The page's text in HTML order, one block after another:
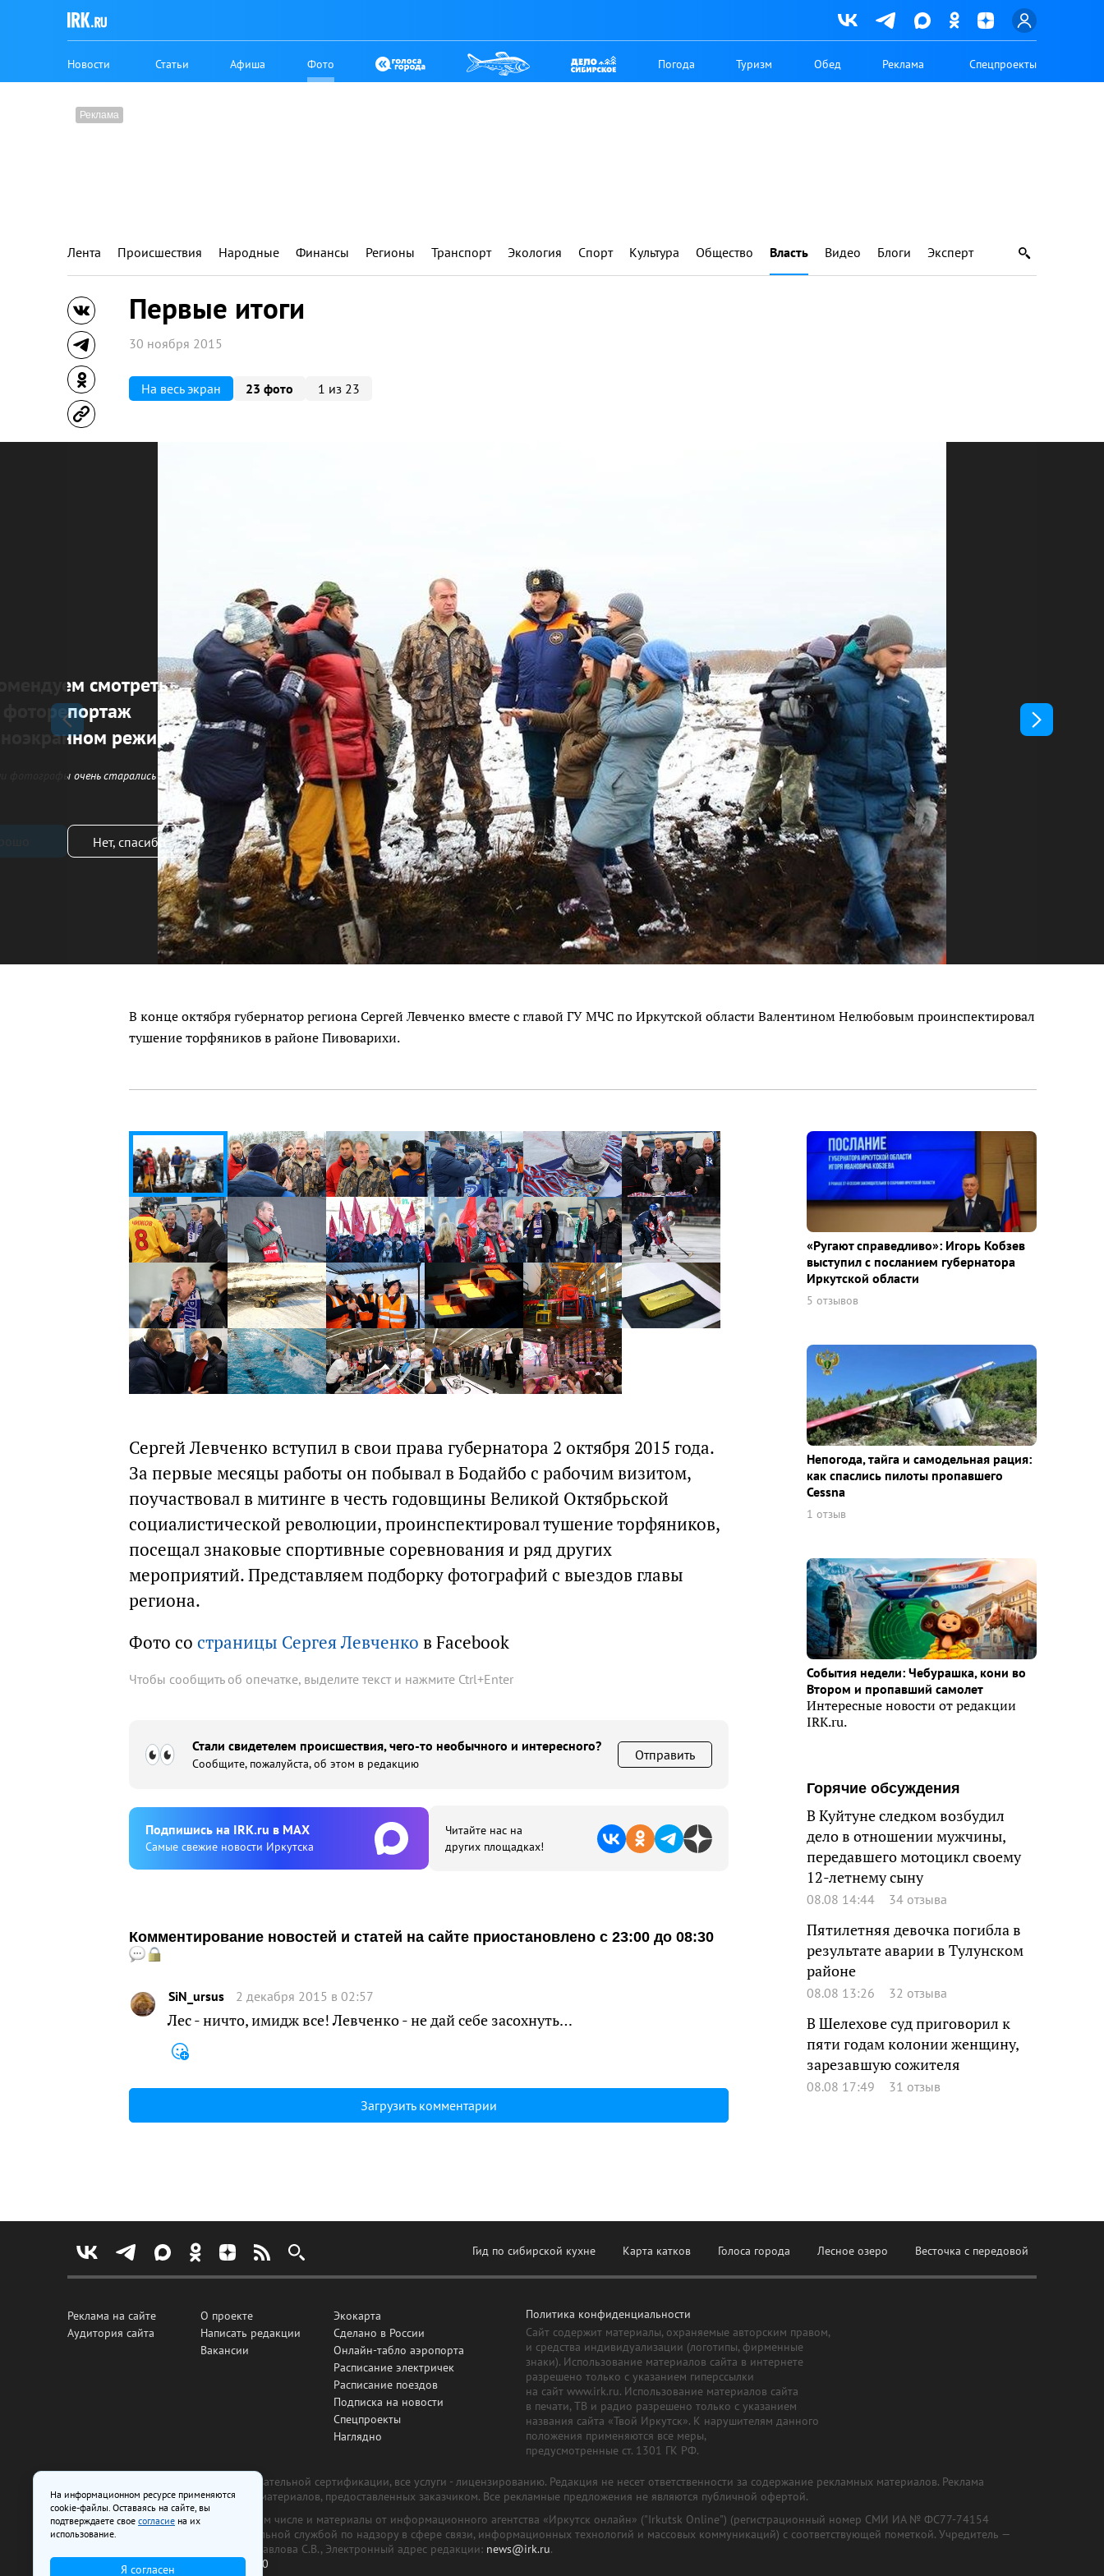
Новости Статьи Афиша Фото Погода Туризм Обед Реклама Спецпроекты
Лента Происшествия Народные Финансы Регионы Транспорт Экология Спорт Культура Общество Власть Видео Блоги Эксперт
Первые итоги
30 ноября 2015
На весь экран 23 фото 1 из 23
смотреть
фоторепортаж
режиме
фотографы очень старались
Нет, спасибо
В конце октября губернатор региона Сергей Левченко вместе с главой ГУ МЧС по Иркутской области Валентином Нелюбовым проинспектировал
тушение торфяников в районе Пивоварихи.
Сергей Левченко вступил в свои права губернатора 2 октября 2015 года.
За первые месяцы работы он побывал в Бодайбо с рабочим визитом,
поучаствовал в митинге в честь годовщины Великой Октябрьской
социалистической революции, проинспектировал тушение торфяников,
посещал знаковые спортивные соревнования и ряд других
мероприятий. Представляем подборку фотографий с выездов главы
региона.
Фото со страницы Сергея Левченко в Facebook
Чтобы сообщить об опечатке, выделите текст и нажмите Ctrl+Enter
Стали свидетелем происшествия, чего-то необычного и интересного?
Сообщите, пожалуйста, об этом в редакцию
Отправить
Подпишиcь на IRK.ru в MAX
Cамые свежие новости Иркутска
Читайте нас на
других площадках!
Комментирование новостей и статей на сайте приостановлено с 23:00 до 08:30
SiN_ursus 2 декабря 2015 в 02:57
Лес - ничто, имидж все! Левченко - не дай себе засохнуть…
Загрузить комментарии
«Ругают справедливо»: Игорь Кобзев
выступил с посланием губернатора
Иркутской области
5 отзывов
Непогода, тайга и самодельная рация:
как спаслись пилоты пропавшего
Cessna
1 отзыв
События недели: Чебурашка, кони во
Втором и пропавший самолет
Интересные новости от редакции
IRK.ru.
Горячие обсуждения
В Куйтуне следком возбудил
дело в отношении мужчины,
передавшего мотоцикл своему
12-летнему сыну
08.08 14:44 34 отзыва
Пятилетняя девочка погибла в
результате аварии в Тулунском
районе
08.08 13:26 32 отзыва
В Шелехове суд приговорил к
пяти годам колонии женщину,
зарезавшую сожителя
08.08 17:49 31 отзыв
Гид по сибирской кухне Карта катков Голоса города Лесное озеро Весточка с передовой
Реклама на сайте
Аудитория сайта
О проекте
Написать редакции
Вакансии
Экокарта
Сделано в России
Онлайн-табло аэропорта
Расписание электричек
Расписание поездов
Подписка на новости
Спецпроекты
Наглядно
Политика конфиденциальности
Сайт содержит материалы, охраняемые авторским правом,
и средства индивидуализации (логотипы, фирменные
знаки). Использование материалов сайта в интернете
разрешено только с указанием гиперссылки
на сайт www.irk.ru. Использование материалов сайта
в печати, ТВ и радио разрешено только с указанием
названия сайта «Твой Иркутск». К нарушителям данного
положения применяются все меры,
предусмотренные ст. 1301 ГК РФ.
Все рекламные товары подлежат обязательной сертификации, все услуги - лицензированию. Редакция не несет ответственности за содержание рекламных материалов. Реклама
изготовлена и размещена на основе материалов, предоставленных заказчиком. Все рекламные предложения не являются публичной офертой.
На сайте www.irk.ru размещаются в том числе и материалы от информационного агентства «Иркутск онлайн» ("Irkutsk Online") (регистрационный номер СМИ ИА № ФС77-74154
от 29 октября 2018 г., выдан Федеральной службой по надзору в сфере связи, информационных технологий и массовых коммуникаций) с соответствующей пометкой. Учредитель —
ООО «Ирк.ру». Главный редактор — Павлова С.В., Электронный адрес редакции: news@irk.ru.
Телефон редакции:
+7 (3952) 48-88-50
На информационном ресурсе применяются
cookie-файлы. Оставаясь на сайте, вы
подтверждаете свое согласие на их
использование.
Я согласен